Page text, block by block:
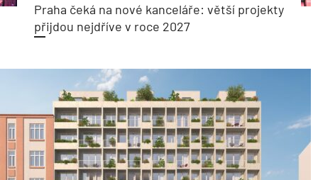
Praha čeká na nové kanceláře: větší projekty
přijdou nejdříve v roce 2027